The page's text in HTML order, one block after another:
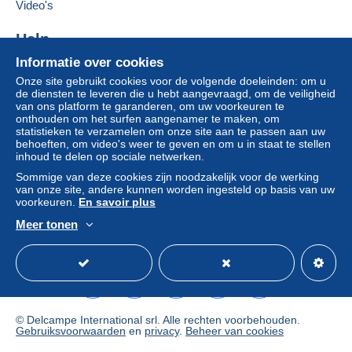
Delcampe, zoals gedefinieerd in de
toepassing zijn.
Aankopen moeten worden betaald binnen14
dagenna ontvangst van de eindafrekening van de
verkoper.
Garantie:
koper.
Om de termijnen voor terugzending en
het Delcampe-charter
Bonjour et bienvenue.
Règlement par Mangopay de préférence, ou par Paypal
Informatie over cookies
Onze site gebruikt cookies voor de volgende doeleinden: om u
de diensten te leveren die u hebt aangevraagd, om de veiligheid
van ons platform te garanderen, om uw voorkeuren te
onthouden om het surfen aangenamer te maken, om
statistieken te verzamelen om onze site aan te passen aan uw
behoeften, om video's weer te geven en om u in staat te stellen
inhoud te delen op sociale netwerken.
Sommige van deze cookies zijn noodzakelijk voor de werking
van onze site, andere kunnen worden ingesteld op basis van uw
voorkeuren. En savoir plus
Meer tonen
Video's
Help
Hulpcentrum
Kopen op Delcampe
Verkopen op Delcampe
Een beveiligde website
© Delcampe International srl. Alle rechten voorbehouden.
Gebruiksvoorwaarden en privacy. Beheer van cookies